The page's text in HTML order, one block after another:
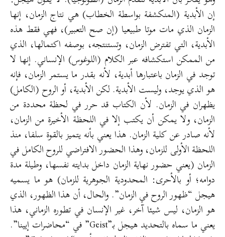
إن الأبدية (المنكشفة بواسطة الخطاب) هي نتاج الزمان، إنها
الزمان الذي مات موتا طبيعيا (إن صح التعبير)، فهي فقط هذه
الأبدية، التي تفترض الزمان، وتستنتجه، بوصفه اكتمالها، الذي
من الممكن استكشافه عبر الكلام (اللوغوس) الإنساني. إنها لا
توجد في الزمان باعتبارها أبدية، لأنه بقدر ما يستمر الزمان، فإنه
هو الذي يوجد، وليست الأبدية. لكن الأبدية، أو الروح (الكامل)
يظهران في الزمان. لأن الكتاب قد حرر في لحظة محددة من
الزمان، ولا يمكن أن يكتب إلا في اللحظة الأخيرة من الزمان،
لأنه صادر عن كلية الزمان. هذا يعني بأنه يتميز بالقوة سلفا، منذ
اللحظة الأولى للزمان، وهذا الحضور الافتراضي للروح الكامل في
الزمان (يعني حضور نهاية الزمان داخل بدايته نفسها، وطيلة مدة
دوامه؛ أو بالأحرى: المحدودية الجوهرية للزمان) هو ما يسميه
هيجل “ظهور الروح في الزمان”. والحال، أن هذا الظهور، الذي
هو الزمان، ليس شيئا آخر، غير الإنسان في تطوره الزماني، هذا
يعني ما سماه بالتحديد هيجل بـ”Geist” في “محاضرات إيينا”.